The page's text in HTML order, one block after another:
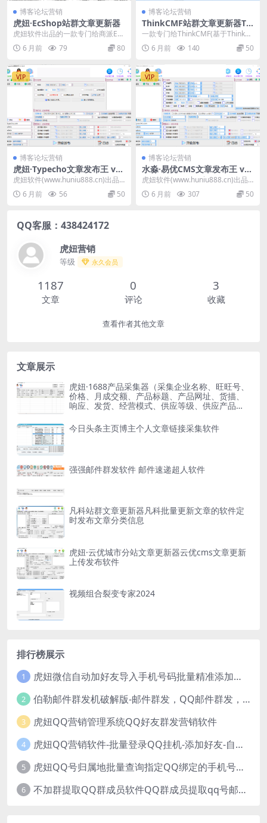
博客论坛营销
虎妞·EcShop站群文章更新器
虎妞软件出品的一款专门给商派EcS
hop（4.0.8测试通过）站群批量更
新文章的...
6 月前 79 80
博客论坛营销
ThinkCMF站群文章更新器Thi
nkCMF站群文章批量更文章软
一款专门给ThinkCMF(基于ThinkP
HP)站群批量更新文章的软件 可以
将...6 月前 140 50
VIP
博客论坛营销
虎妞·Typecho文章发布王 v1.
26.0.0
虎妞软件(www.huniu888.cn)出品
的发布王系列之Typecho发布王...
6 月前 56 50
VIP
博客论坛营销
水淼·易优CMS文章发布王 v1.
86.0.0 EyouCMS站群文章更
新器
虎妞软件(www.huniu888.cn)出品
的发布王系列之EyouCMS发布王...
6 月前 307 50
QQ客服：438424172
虎妞营销
等级 永久会员
1187
文章
0
评论
3
收藏
查看作者其他文章
文章展示
虎妞·1688产品采集器（采集企业名称、旺旺号、
价格、月成交额、产品标题、产品网址、货描、
响应、发货、经营模式、供应等级、供应产品、
今日头条主页博主个人文章链接采集软件
强强邮件群发软件 邮件速递超人软件
凡科站群文章更新器凡科批量更新文章的软件定
时发布文章分类信息
虎妞·云优城市分站文章更新器云优cms文章更新
上传发布软件
视频组合裂变专家2024
排行榜展示
1 虎妞微信自动加好友导入手机号码批量精准添加客户售营销软件微商工具
2 伯勒邮件群发机破解版-邮件群发，QQ邮件群发，邮件群发软件，伯乐邮件群发工具，邮件群发器
3 虎妞QQ营销管理系统QQ好友群发营销软件
4 虎妞QQ营销软件-批量登录QQ挂机-添加好友-自动加群-群发消息-临时会话
5 虎妞QQ号归属地批量查询指定QQ绑定的手机号软件
6 不加群提取QQ群成员软件QQ群成员提取qq号邮箱软件